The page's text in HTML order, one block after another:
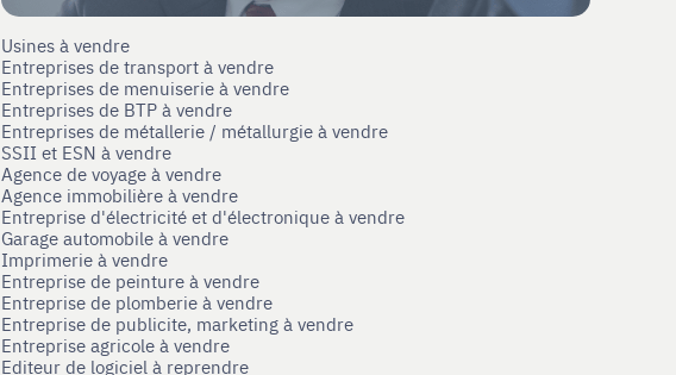
Usines à vendre
Entreprises de transport à vendre
Entreprises de menuiserie à vendre
Entreprises de BTP à vendre
Entreprises de métallerie / métallurgie à vendre
SSII et ESN à vendre
Agence de voyage à vendre
Agence immobilière à vendre
Entreprise d'électricité et d'électronique à vendre
Garage automobile à vendre
Imprimerie à vendre
Entreprise de peinture à vendre
Entreprise de plomberie à vendre
Entreprise de publicite, marketing à vendre
Entreprise agricole à vendre
Editeur de logiciel à reprendre